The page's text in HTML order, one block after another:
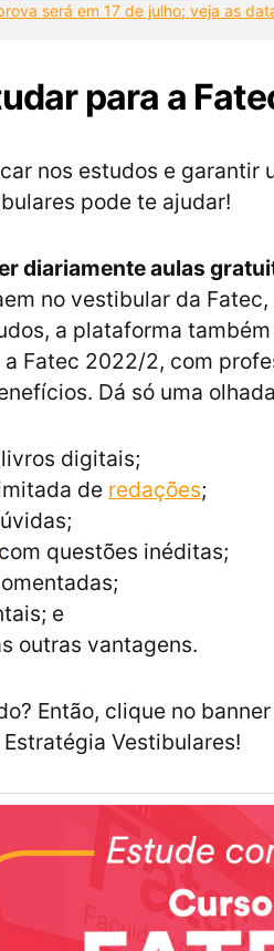
será em 17 de julho; veja as
para a
nos estudos e garantir
pode te ajudar!
diariamente aulas
no vestibular da
a plataforma
Fatec 2022/2, com
Dá só uma
digitais;
de redações;
com questões inéditas;
e
outras vantagens.
Então, clique no
Vestibulares!